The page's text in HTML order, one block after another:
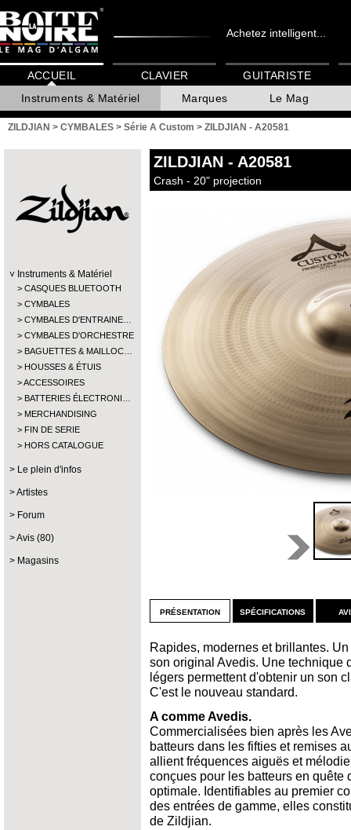
Achetez intelligent...
ACCUEIL
Instruments & Matériel
Marques Le Mag
CLAVIER GUITARISTE
ZILDJIAN > CYMBALES > Série A Custom > ZILDJIAN - A20581
Instruments & Matériel
CASQUES BLUETOOTH
CYMBALES
CYMBALES D'ENTRAINE…
CYMBALES D'ORCHESTRE
BAGUETTES & MAILLOC…
HOUSSES & ÉTUIS
ACCESSOIRES
BATTERIES ÉLECTRONI…
MERCHANDISING
FIN DE SERIE
HORS CATALOGUE
Le plein d'infos
Artistes
Forum
Avis (80)
Magasins
ZILDJIAN - A20581
Crash - 20" projection
présentation
Rapides, modernes et brillantes.
son original Avedis. Une technique
légers permettent d'obtenir un son
C'est le nouveau standard.
A comme Avedis.
Commercialisées bien après les
batteurs dans les fifties et remises
allient fréquences aiguës et
conçues pour les batteurs en quête
optimale. Identifiables au premier
des entrées de gamme, elles
de Zildjian.
spécifications